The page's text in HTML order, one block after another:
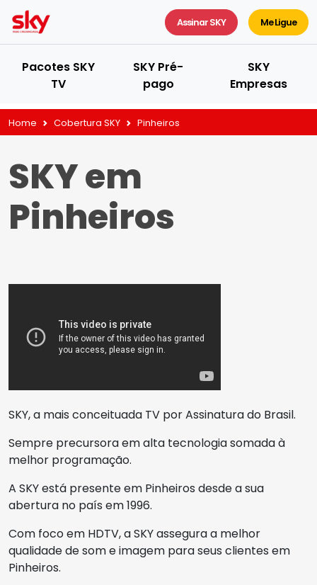
Assinar SKY Me Ligue
Pacotes SKY
TV
SKY Pré-
pago
SKY
Empresas
Home Cobertura SKY Pinheiros
SKY em
Pinheiros
SKY, a mais conceituada TV por Assinatura do Brasil.
Sempre precursora em alta tecnologia somada à
melhor programação.
A SKY está presente em Pinheiros desde a sua
abertura no país em 1996.
Com foco em HDTV, a SKY assegura a melhor
qualidade de som e imagem para seus clientes em
Pinheiros.